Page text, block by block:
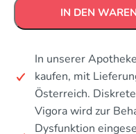
IN DEN
In unserer
kaufen, mit
Österreich.
Vigora wird zur
Dysfunktion